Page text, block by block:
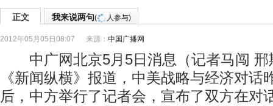
正文 我来说两句( 人参与)
2012年05月05日08:07 来源： 中国广播网
中广网北京5月5日消息（记者马闯 邢
《新闻纵横》报道，中美战略与经济对话
后，中方举行了记者会，宣布了双方在对